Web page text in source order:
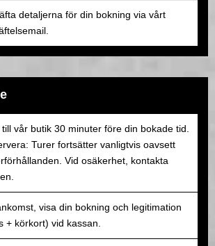
detaljerna för din bokning via vårt
till vår butik 30 minuter före din bokade tid.
Turer fortsätter vanligtvis oavsett
Vid osäkerhet, kontakta
visa din bokning och legitimation
+ körkort) vid kassan.